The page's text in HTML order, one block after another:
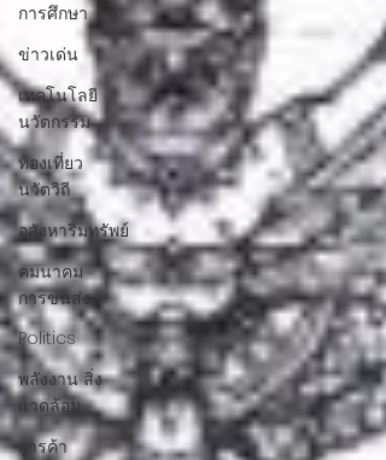
การศึกษา
ข่าวเด่น
เทคโนโลยี
นวัตกรรม
ท่องเที่ยว
นวัตวิถี
อสังหาริมทรัพย์
คมนาคม
การขนส่ง
Politics
พลังงาน สิ่ง
แวดล้อม
การค้า